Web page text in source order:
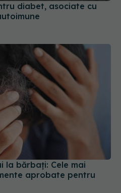
diabet, asociate cu
la bărbați: Cele mai
aprobate pentru